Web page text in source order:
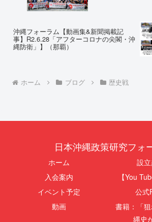
沖縄フォーラム【動画集&新聞掲載記
事】R2.6.28「アフターコロナの尖閣・沖
縄防衛」】（那覇）
ホーム ブログ 歴史戦
日本沖縄政策研究フォ
ホーム
設
入会案内
【You
イベント予定
公式
動画
書籍：「
縄史